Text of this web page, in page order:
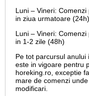
Luni – Vineri:
in ziua urmatoare (24h)
Luni – Vineri:
in 1-2 zile (48h)
Pe tot parcursul
este in vigoare pentru
horeking.ro, exceptie
mare de comenzi
modificari.